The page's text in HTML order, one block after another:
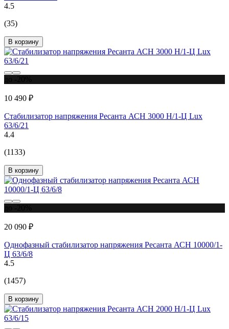
4.5
(35)
В корзину
10 490 ₽
Стабилизатор напряжения Ресанта АСН 3000 Н/1-Ц Lux
63/6/21
4.4
(1133)
В корзину
20 090 ₽
Однофазный стабилизатор напряжения Ресанта АСН 10000/1-
Ц 63/6/8
4.5
(1457)
В корзину